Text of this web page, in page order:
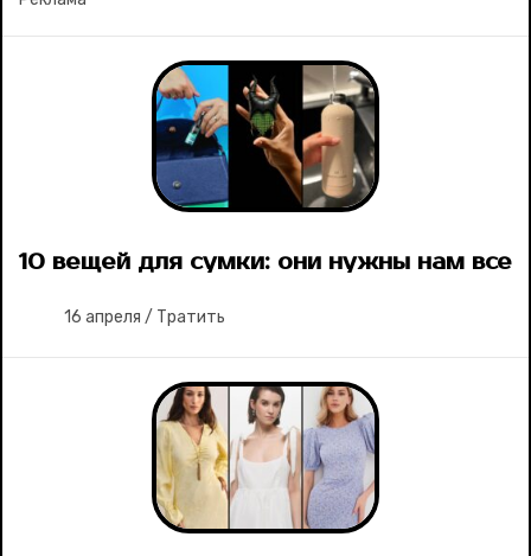
10 вещей для сумки: они нужны нам все
16 апреля / Тратить